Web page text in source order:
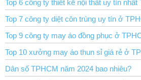
Top 6 công ty thiết kế nội thất uy tín nhất
Top 7 công ty diệt côn trùng uy tín ở
Top 9 công ty may áo đồng phục ở
Top 10 xưởng may áo thun sỉ giá rẻ ở
Dân số TPHCM năm 2024 bao nhiêu?